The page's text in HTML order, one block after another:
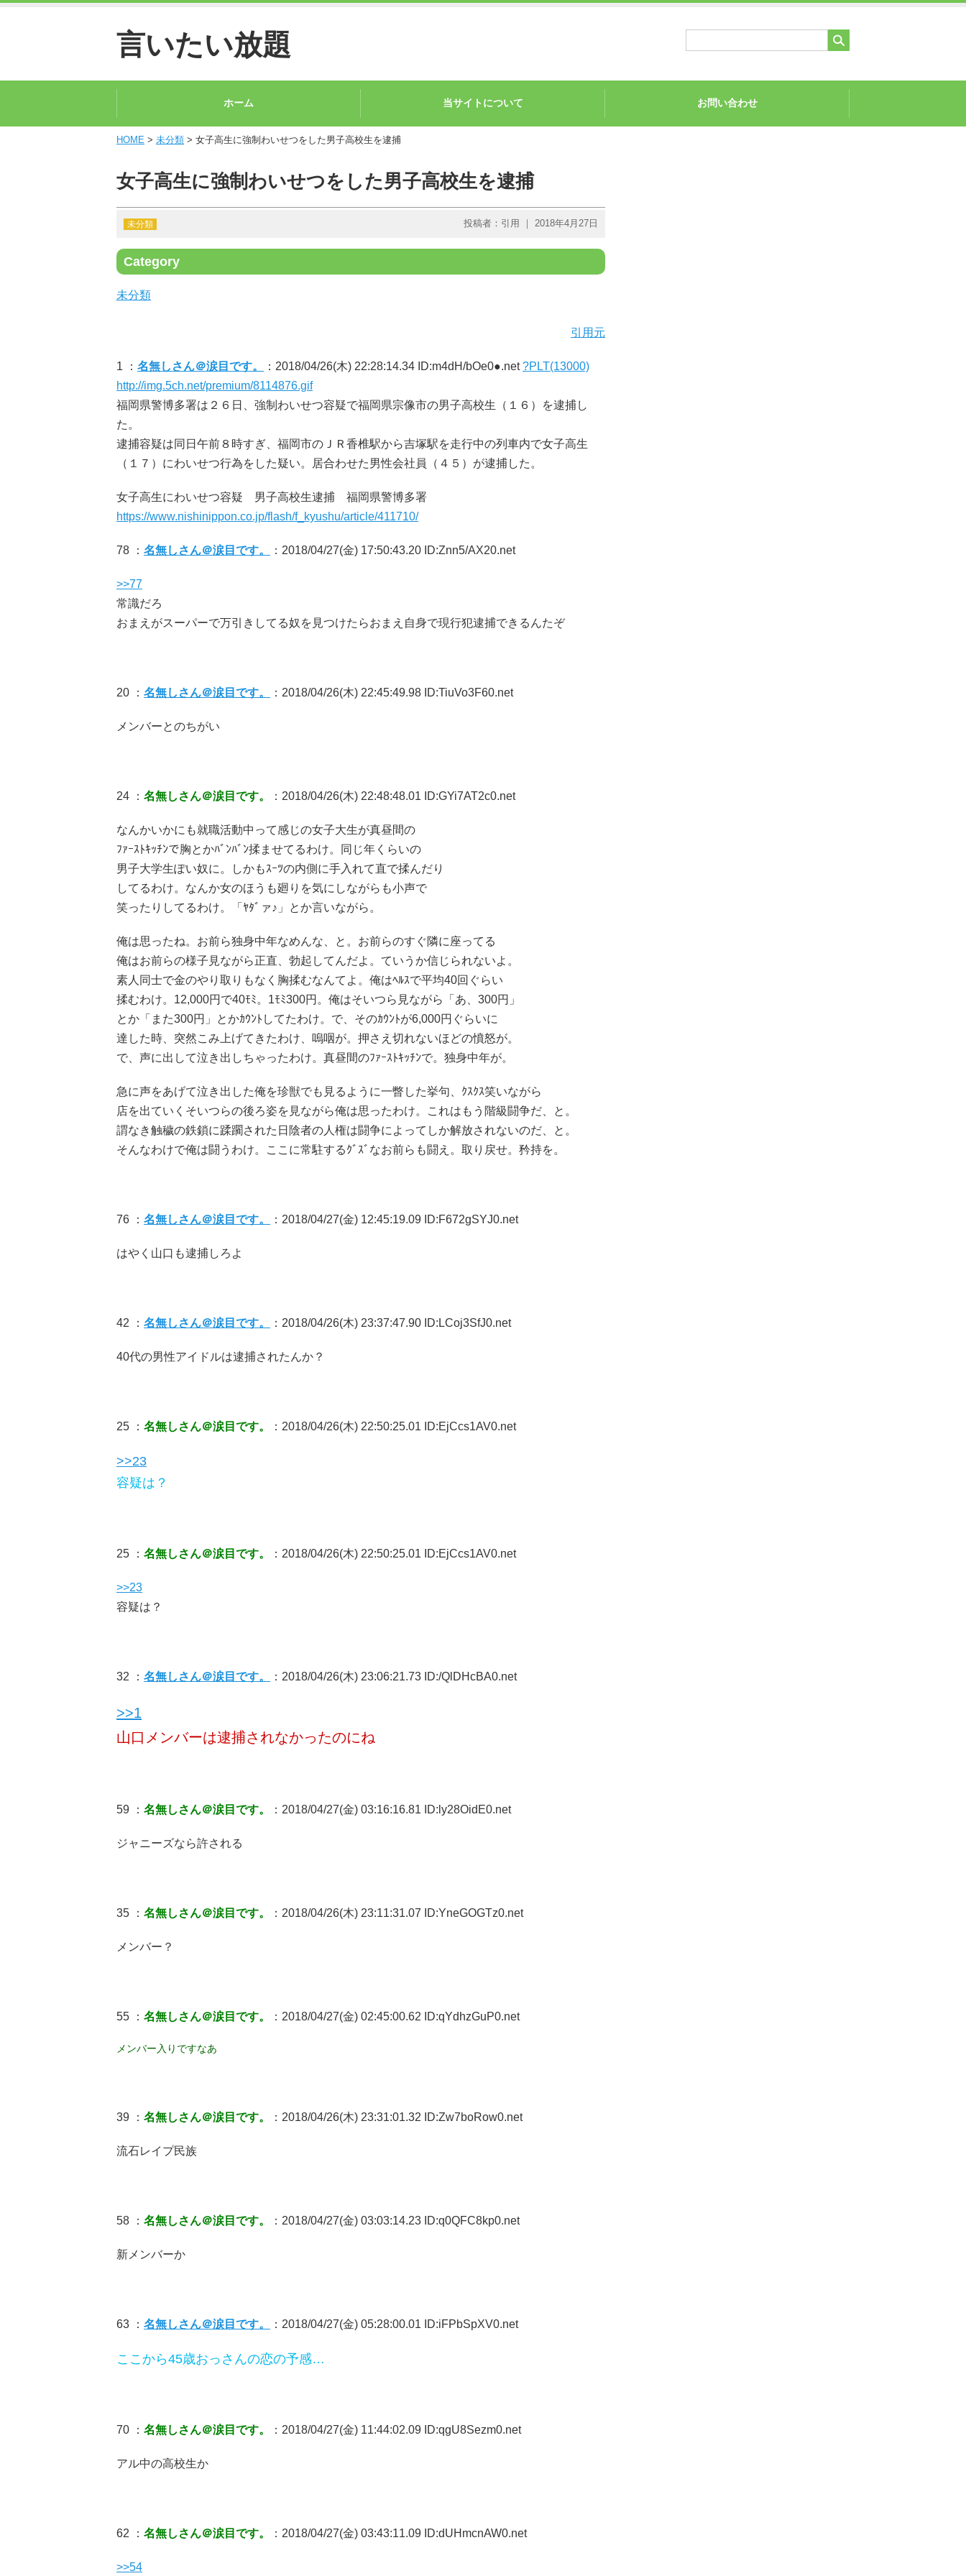
言いたい放題
ホーム 当サイトについて お問い合わせ
HOME > 未分類 > 女子高生に強制わいせつをした男子高校生を逮捕
女子高生に強制わいせつをした男子高校生を逮捕
未分類 投稿者：引用 ｜ 2018年4月27日
Category
未分類
引用元
1 ： 名無しさん＠涙目です。 ：2018/04/26(木) 22:28:14.34 ID:m4dH/bOe0●.net?PLT(13000)
http://img.5ch.net/premium/8114876.gif
福岡県警博多署は２６日、強制わいせつ容疑で福岡県宗像市の男子高校生（１６）を逮捕し
た。
逮捕容疑は同日午前８時すぎ、福岡市のＪＲ香椎駅から吉塚駅を走行中の列車内で女子高生
（１７）にわいせつ行為をした疑い。居合わせた男性会社員（４５）が逮捕した。
女子高生にわいせつ容疑 男子高校生逮捕 福岡県警博多署
https://www.nishinippon.co.jp/flash/f_kyushu/article/411710/
78 ： 名無しさん＠涙目です。 ：2018/04/27(金) 17:50:43.20 ID:Znn5/AX20.net
>>77
常識だろ
おまえがスーパーで万引きしてる奴を見つけたらおまえ自身で現行犯逮捕できるんたぞ
20 ： 名無しさん＠涙目です。 ：2018/04/26(木) 22:45:49.98 ID:TiuVo3F60.net
メンバーとのちがい
24 ： 名無しさん＠涙目です。 ：2018/04/26(木) 22:48:48.01 ID:GYi7AT2c0.net
なんかいかにも就職活動中って感じの女子大生が真昼間の
ﾌｧｰｽﾄｷｯﾁﾝで胸とかﾊﾞﾝﾊﾞﾝ揉ませてるわけ。同じ年くらいの
男子大学生ぽい奴に。しかもｽｰﾂの内側に手入れて直で揉んだり
してるわけ。なんか女のほうも廻りを気にしながらも小声で
笑ったりしてるわけ。「ﾔﾀﾞァ♪」とか言いながら。
俺は思ったね。お前ら独身中年なめんな、と。お前らのすぐ隣に座ってる
俺はお前らの様子見ながら正直、勃起してんだよ。ていうか信じられないよ。
素人同士で金のやり取りもなく胸揉むなんてよ。俺はﾍﾙｽで平均40回ぐらい
揉むわけ。12,000円で40ﾓﾐ。1ﾓﾐ300円。俺はそいつら見ながら「あ、300円」
とか「また300円」とかｶｳﾝﾄしてたわけ。で、そのｶｳﾝﾄが6,000円ぐらいに
達した時、突然こみ上げてきたわけ、嗚咽が。押さえ切れないほどの憤怒が。
で、声に出して泣き出しちゃったわけ。真昼間のﾌｧｰｽﾄｷｯﾁﾝで。独身中年が。
急に声をあげて泣き出した俺を珍獣でも見るように一瞥した挙句、ｸｽｸｽ笑いながら
店を出ていくそいつらの後ろ姿を見ながら俺は思ったわけ。これはもう階級闘争だ、と。
謂なき触穢の鉄鎖に蹂躙された日陰者の人権は闘争によってしか解放されないのだ、と。
そんなわけで俺は闘うわけ。ここに常駐するｸﾞｽﾞなお前らも闘え。取り戻せ。矜持を。
76 ： 名無しさん＠涙目です。 ：2018/04/27(金) 12:45:19.09 ID:F672gSYJ0.net
はやく山口も逮捕しろよ
42 ： 名無しさん＠涙目です。 ：2018/04/26(木) 23:37:47.90 ID:LCoj3SfJ0.net
40代の男性アイドルは逮捕されたんか？
25 ： 名無しさん＠涙目です。 ：2018/04/26(木) 22:50:25.01 ID:EjCcs1AV0.net
>>23
容疑は？
25 ： 名無しさん＠涙目です。 ：2018/04/26(木) 22:50:25.01 ID:EjCcs1AV0.net
>>23
容疑は？
32 ： 名無しさん＠涙目です。 ：2018/04/26(木) 23:06:21.73 ID:/QlDHcBA0.net
>>1
山口メンバーは逮捕されなかったのにね
59 ： 名無しさん＠涙目です。 ：2018/04/27(金) 03:16:16.81 ID:ly28OidE0.net
ジャニーズなら許される
35 ： 名無しさん＠涙目です。 ：2018/04/26(木) 23:11:31.07 ID:YneGOGTz0.net
メンバー？
55 ： 名無しさん＠涙目です。 ：2018/04/27(金) 02:45:00.62 ID:qYdhzGuP0.net
メンバー入りですなあ
39 ： 名無しさん＠涙目です。 ：2018/04/26(木) 23:31:01.32 ID:Zw7boRow0.net
流石レイプ民族
58 ： 名無しさん＠涙目です。 ：2018/04/27(金) 03:03:14.23 ID:q0QFC8kp0.net
新メンバーか
63 ： 名無しさん＠涙目です。 ：2018/04/27(金) 05:28:00.01 ID:iFPbSpXV0.net
ここから45歳おっさんの恋の予感…
70 ： 名無しさん＠涙目です。 ：2018/04/27(金) 11:44:02.09 ID:qgU8Sezm0.net
アル中の高校生か
62 ： 名無しさん＠涙目です。 ：2018/04/27(金) 03:43:11.09 ID:dUHmcnAW0.net
>>54